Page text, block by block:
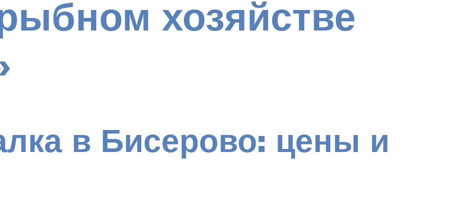
хозяйстве
в Бисерово: цены и